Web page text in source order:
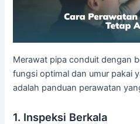
Merawat pipa conduit dengan
fungsi optimal dan umur pakai
adalah panduan perawatan
1. Inspeksi Berkala